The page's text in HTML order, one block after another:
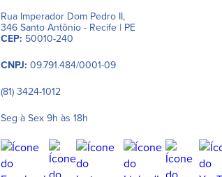
Rua Imperador Dom Pedro II,
346 Santo Antônio - Recife | PE
CEP: 50010-240
CNPJ: 09.791.484/0001-09
(81) 3424-1012
Seg à Sex 9h às 18h